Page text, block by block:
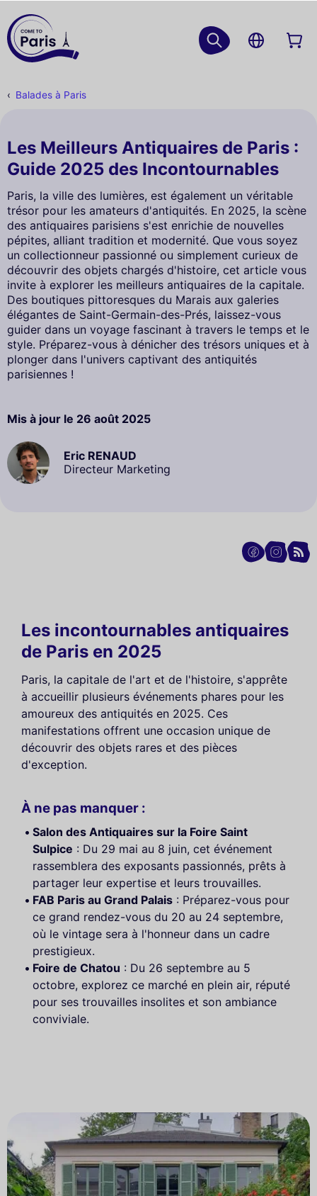
Balades à Paris
Les Meilleurs Antiquaires de Paris :
Guide 2025 des Incontournables
Paris, la ville des lumières, est également un véritable
trésor pour les amateurs d'antiquités. En 2025, la scène
des antiquaires parisiens s'est enrichie de nouvelles
pépites, alliant tradition et modernité. Que vous soyez
un collectionneur passionné ou simplement curieux de
découvrir des objets chargés d'histoire, cet article vous
invite à explorer les meilleurs antiquaires de la capitale.
Des boutiques pittoresques du Marais aux galeries
élégantes de Saint-Germain-des-Prés, laissez-vous
guider dans un voyage fascinant à travers le temps et le
style. Préparez-vous à dénicher des trésors uniques et à
plonger dans l'univers captivant des antiquités
parisiennes !
Mis à jour le 26 août 2025
Eric RENAUD
Directeur Marketing
Les incontournables antiquaires
de Paris en 2025
Paris, la capitale de l'art et de l'histoire, s'apprête
à accueillir plusieurs événements phares pour les
amoureux des antiquités en 2025. Ces
manifestations offrent une occasion unique de
découvrir des objets rares et des pièces
d'exception.
À ne pas manquer :
Salon des Antiquaires sur la Foire Saint
Sulpice : Du 29 mai au 8 juin, cet événement
rassemblera des exposants passionnés, prêts à
partager leur expertise et leurs trouvailles.
FAB Paris au Grand Palais : Préparez-vous pour
ce grand rendez-vous du 20 au 24 septembre,
où le vintage sera à l'honneur dans un cadre
prestigieux.
Foire de Chatou : Du 26 septembre au 5
octobre, explorez ce marché en plein air, réputé
pour ses trouvailles insolites et son ambiance
conviviale.